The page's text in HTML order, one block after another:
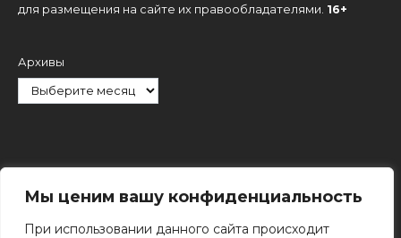
Мы ценим вашу конфиденциальность
При использовании данного сайта происходит
для размещения на сайте их правообладателями. 16+
Архивы